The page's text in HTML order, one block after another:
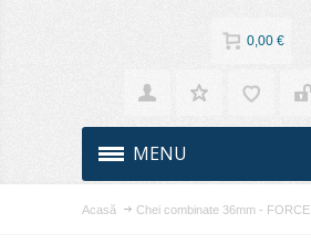
0,00 €
MENU
Acasă Chei combinate 36mm - FORCE